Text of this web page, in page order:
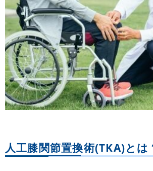
人工膝関節置換術(TKA)とは